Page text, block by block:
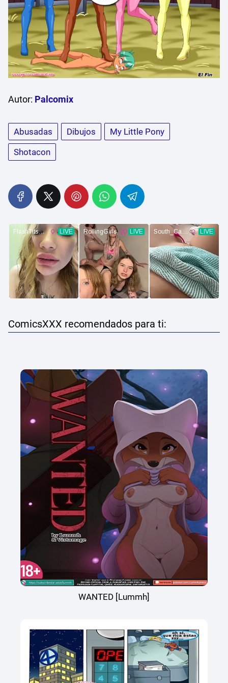
Autor: Palcomix
Abusadas Dibujos
My Little Pony
Shotacon
ComicsXXX recomendados para ti:
WANTED [Lummh]